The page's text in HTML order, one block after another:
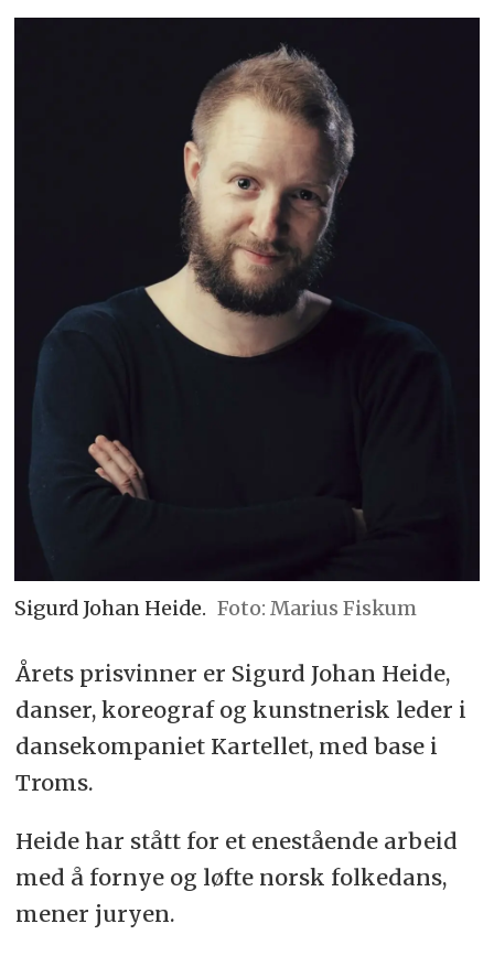
Sigurd Johan Heide. Marius Fiskum
Årets prisvinner er Sigurd Johan Heide,
danser, koreograf og kunstnerisk leder i
dansekompaniet Kartellet, med base i
Troms.
Heide har stått for et enestående arbeid
med å fornye og løfte norsk folkedans,
mener juryen.